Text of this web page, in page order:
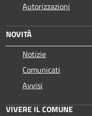
Autorizzazioni
NOVITÀ
Notizie
Comunicati
Avvisi
VIVERE IL COMUNE